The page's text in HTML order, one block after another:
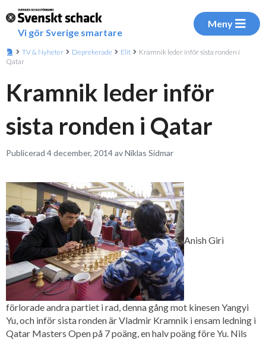
Vi gör Sverige smartare
Meny
TV & Nyheter Deprekerade Elit
Kramnik leder inför sista ronden i
Qatar
Kramnik leder inför
sista ronden i Qatar
Publicerad 4 december, 2014 av Niklas Sidmar
Anish Giri
förlorade andra partiet i rad, denna gång mot kinesen Yangyi
Yu, och inför sista ronden är Vladmir Kramnik i ensam ledning i
Qatar Masters Open på 7 poäng, en halv poäng före Yu. Nils